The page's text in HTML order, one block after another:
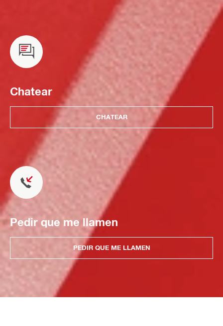
Chatear
CHATEAR
Pedir que me llamen
PEDIR QUE ME LLAMEN